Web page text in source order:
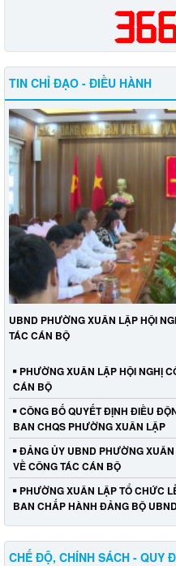
TIN CHỈ ĐẠO - ĐIỀU HÀNH
UBND PHƯỜNG XUÂN LẬP HỘI
TÁC CÁN BỘ
PHƯỜNG XUÂN LẬP HỘI NGHỊ
CÁN BỘ
CÔNG BỐ QUYẾT ĐỊNH ĐIỀU
BAN CHQS PHƯỜNG XUÂN LẬP
ĐẢNG ỦY UBND PHƯỜNG
VỀ CÔNG TÁC CÁN BỘ
PHƯỜNG XUÂN LẬP TỔ CHỨC
BAN CHẤP HÀNH ĐẢNG BỘ
CHẾ ĐỘ, CHÍNH SÁCH - QUY